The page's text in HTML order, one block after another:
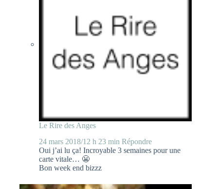
Le Rire des Anges
24 mars 2018/12 h 23 min Répondre
Oui j’ai lu ça! Incroyable 3 semaines pour une
carte vitale… 😬
Bon week end bizzz